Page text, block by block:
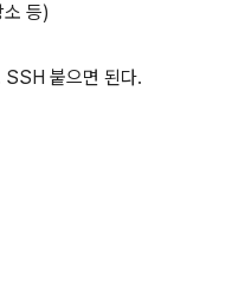
등)
SSH 붙으면 된다.